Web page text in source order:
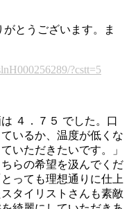
とうございます。ま
?cstt=5
４．７５ でした。口
いるか、温度が低くな
いただきたいです。」
らの希望を汲んでくだ
っても理想通りに仕上
タイリストさんも素敵